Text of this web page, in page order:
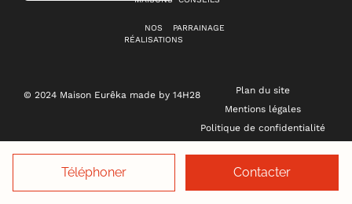
Téléphoner Contacter
NOS
RÉALISATIONS
PARRAINAGE
© 2024 Maison Eurêka made by 14H28
Plan du site
Mentions légales
Politique de confidentialité